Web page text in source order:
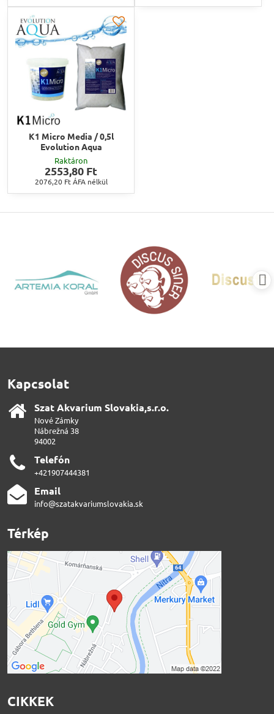
K1 Micro Media / 0,5l
Evolution Aqua
Raktáron
2553,80 Ft
2076,20 FtÁFA nélkül
Kapcsolat
Szat Akvarium Slovakia,s​.r​.o​.
Nové Zámky
Nábrežná 38
94002
Telefón
+421907444381
Email
info@szatakvariumslovakia.sk
Térkép
CIKKEK